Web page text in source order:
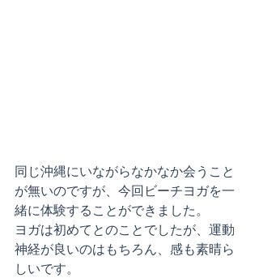
同じ沖縄にいながらなかなか会うこと
が無いのですが、今回ビーチヨガを一
緒に体験することができました。
ヨガは初めてとのことでしたが、運動
神経が良いのはもちろん、感も素晴ら
しいです。